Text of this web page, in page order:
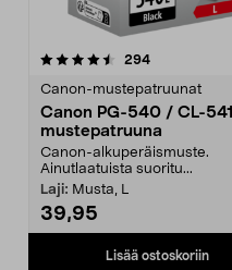
294arvostelut
Canon-mustepatruunat
Canon PG-540 / CL-541
mustepatruuna
Canon-alkuperäismuste.
Ainutlaatuista suoritu...
Laji: Musta, L
39,95
Lisää ostoskoriin
4.5viidestä